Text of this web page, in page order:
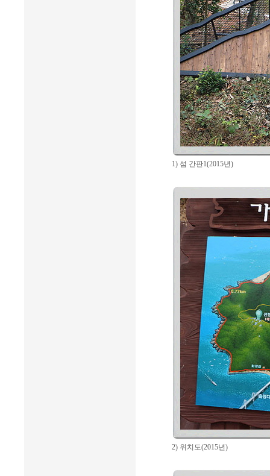
1) 섬 간판1(2015년)
2) 위치도(2015년)